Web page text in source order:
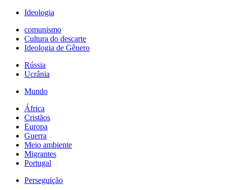
Ideologia
comunismo
Cultura do descarte
Ideologia de Gênero
Rússia
Ucrânia
Mundo
África
Cristãos
Europa
Guerra
Meio ambiente
Migrantes
Portugal
Perseguição